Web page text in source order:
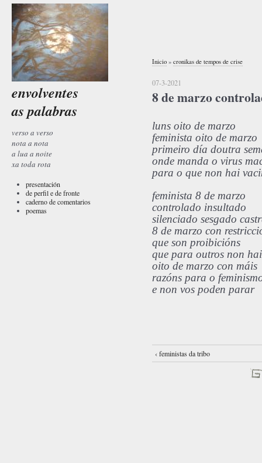
envolventes
as palabras
verso a verso
nota a nota
a lua a noite
xa toda rota
presentación
de perfil e de fronte
caderno de comentarios
poemas
Inicio » cronikas de tempos de crise
07-3-2021
8 de marzo
luns oito de marzo
feminista oito de marzo
primeiro día doutra
onde manda o virus
para o que non hai
feminista 8 de marzo
controlado insultado
silenciado sesgado
8 de marzo con
que son proibicións
que para outros non hai
oito de marzo con máis
razóns para o
e non vos poden parar
‹ feministas da tribo